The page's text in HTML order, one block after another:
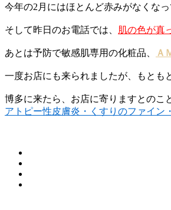
今年の2月にはほとんど赤みがなくな
そして昨日のお電話では、 肌の色が真
あとは予防で敏感肌専用の化粧品、 Ａ
一度お店にも来られましたが、もとも
博多に来たら、お店に寄りますとの
アトピー性皮膚炎・くすりのファイン